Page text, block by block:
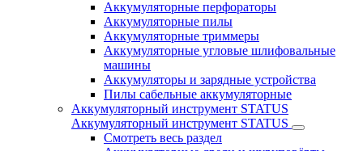
Аккумуляторные перфораторы
Аккумуляторные пилы
Аккумуляторные триммеры
Аккумуляторные угловые шлифовальные
машины
Аккумуляторы и зарядные устройства
Пилы сабельные аккумуляторные
Аккумуляторный инструмент STATUS
Аккумуляторный инструмент STATUS
Смотреть весь раздел